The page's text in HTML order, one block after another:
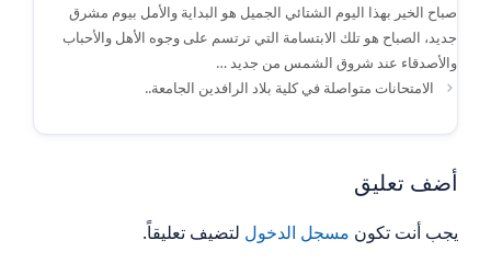
صباح الخير بهذا اليوم الشتائي الجميل هو البداية والأمل بيوم مشرق
جديد، الصباح هو تلك الابتسامة التي ترتسم على وجوه الأهل والأحباب
والأصدقاء عند شروق الشمس من جديد …
الامتحانات متواصلة في كلية بلاد الرافدين الجامعة..
أضف تعليق
يجب أنت تكون مسجل الدخول لتضيف تعليقاً.